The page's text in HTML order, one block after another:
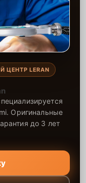
LERAN
Оригинальные
до 3 лет